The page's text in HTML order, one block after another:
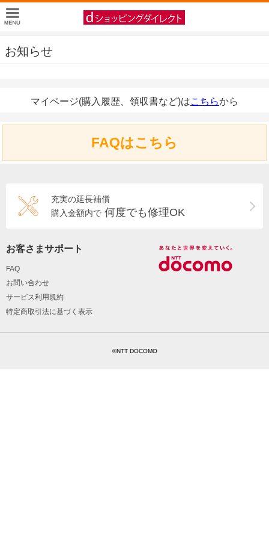
お知らせ
マイページ(購入履歴、領収書など)はこちらから
FAQはこちら
充実の延長補償
購入金額内で 何度でも修理OK
お客さまサポート
FAQ
お問い合わせ
サービス利用規約
特定商取引法に基づく表示
©NTT DOCOMO